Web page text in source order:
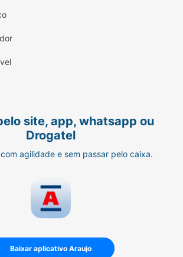
site, app, whatsapp ou
Drogatel
agilidade e sem passar pelo caixa.
Baixar aplicativo Araujo